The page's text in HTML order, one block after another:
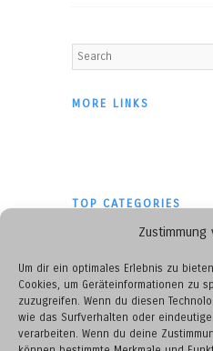
Um dir ein optimales Erlebnis zu
Cookies, um Geräteinformationen zu
zuzugreifen. Wenn du diesen
wie das Surfverhalten oder
verarbeiten. Wenn du deine
MORE LINKS
TOP CATEGORIES
Impressum